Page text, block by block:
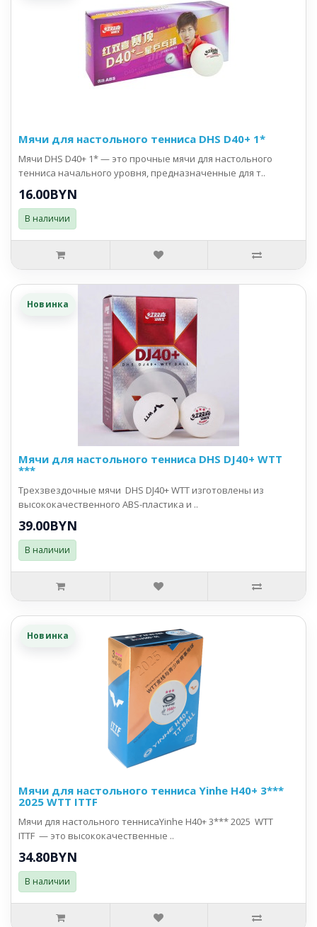
Мячи для настольного тенниса DHS D40+ 1*
Мячи DHS D40+ 1* — это прочные мячи для настольного
тенниса начального уровня, предназначенные для т..
16.00BYN
В наличии
Новинка
Мячи для настольного тенниса DHS DJ40+ WTT
***
Трехзвездочные мячи DHS DJ40+ WTT изготовлены из
высококачественного ABS-пластика и ..
39.00BYN
В наличии
Новинка
Мячи для настольного тенниса Yinhe H40+ 3***
2025 WTT ITTF
Мячи для настольного теннисаYinhe H40+ 3*** 2025 WTT
ITTF — это высококачественные ..
34.80BYN
В наличии